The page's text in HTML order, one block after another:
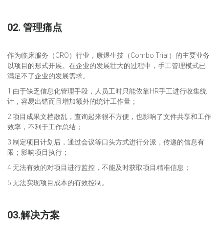
02. 管理痛点
作为临床服务（CRO）行业，康煜生技（Combo Trial）的主要业务
以项目的形式开展。在企业的发展壮大的过程中，手工管理模式已
满足不了企业的发展需求。
1.由于缺乏信息化管理手段，人员工时只能依靠HR手工进行收集统
计，容易出错而且增加额外的统计工作量；
2.项目成果文档散乱，查询起来很不方便，也影响了文件共享和工作
效率，不利于工作总结；
3.制定项目计划后，通过会议等口头方式进行分派，传递的信息有
限；影响项目执行；
4.无法有效的对项目进行监控，不能及时获取项目精准信息；
5.无法实现项目成本的有效控制。
03.解决方案